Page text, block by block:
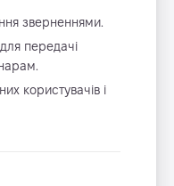
зверненнями.
передачі
користувачів і